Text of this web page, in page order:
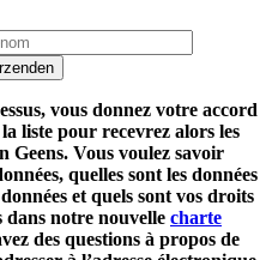
vous donnez votre accord
liste pour recevrez alors les
Geens. Vous voulez savoir
quelles sont les données
et quels sont vos droits
dans notre nouvelle charte
des questions à propos de